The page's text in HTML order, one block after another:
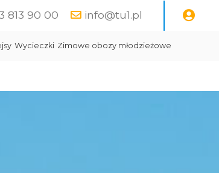
813 90 00 info@tu1.pl
Wycieczki Zimowe obozy młodzieżowe